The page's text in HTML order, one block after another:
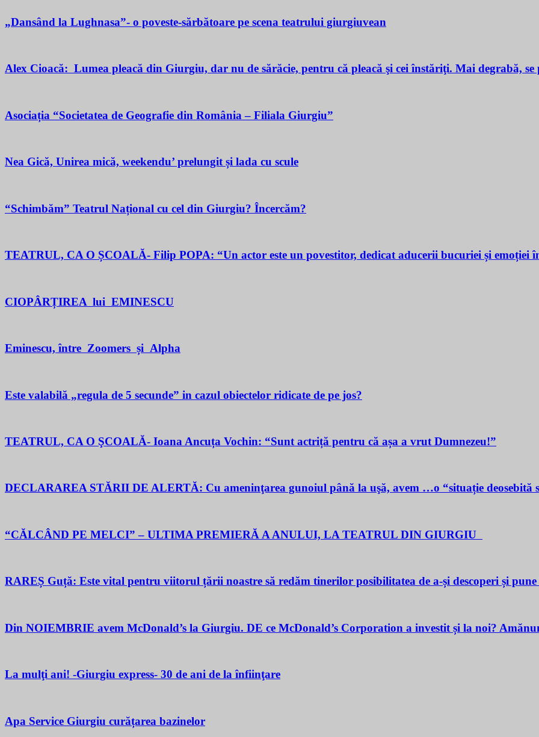
„Dansând la Lughnasa”- o poveste-sărbătoare pe scena teatrului giurgiuvean
Alex Cioacă: Lumea pleacă din Giurgiu, dar nu de sărăcie, pentru că pleacă şi cei înstăriţi. Mai degrabă,
Asociația “Societatea de Geografie din România – Filiala Giurgiu”
Nea Gică, Unirea mică, weekendu’ prelungit și lada cu scule
“Schimbăm” Teatrul Național cu cel din Giurgiu? Încercăm?
TEATRUL, CA O ȘCOALĂ- Filip POPA: “Un actor este un povestitor, dedicat aducerii bucuriei și emoției
CIOPÂRȚIREA lui EMINESCU
Eminescu, între Zoomers și Alpha
Este valabilă „regula de 5 secunde” in cazul obiectelor ridicate de pe jos?
TEATRUL, CA O ŞCOALĂ- Ioana Ancuța Vochin: “Sunt actriță pentru că așa a vrut Dumnezeu!”
DECLARAREA STĂRII DE ALERTĂ: Cu ameninţarea gunoiul până la uşă, avem …o “situație deosebită
“CĂLCÂND PE MELCI” – ULTIMA PREMIERĂ A ANULUI, LA TEATRUL DIN GIURGIU
RAREȘ Guță: Este vital pentru viitorul țării noastre să redăm tinerilor posibilitatea de a-și descoperi și
Din NOIEMBRIE avem McDonald’s la Giurgiu. DE ce McDonald’s Corporation a investit și la noi?
La mulţi ani! -Giurgiu express- 30 de ani de la înfiinţare
Apa Service Giurgiu curățarea bazinelor